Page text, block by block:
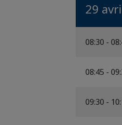
29
08:30 -
08:45 -
09:30 -